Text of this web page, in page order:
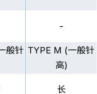
-
般针 TYPE M (一般针
高)
长